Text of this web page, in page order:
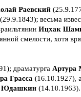
Раевский
(29.9.1843); весьма
Ицхак
смелости, хотя
драматурга Артура
Грасса (16.10.1927),
Юдашкин (14.10.1963).